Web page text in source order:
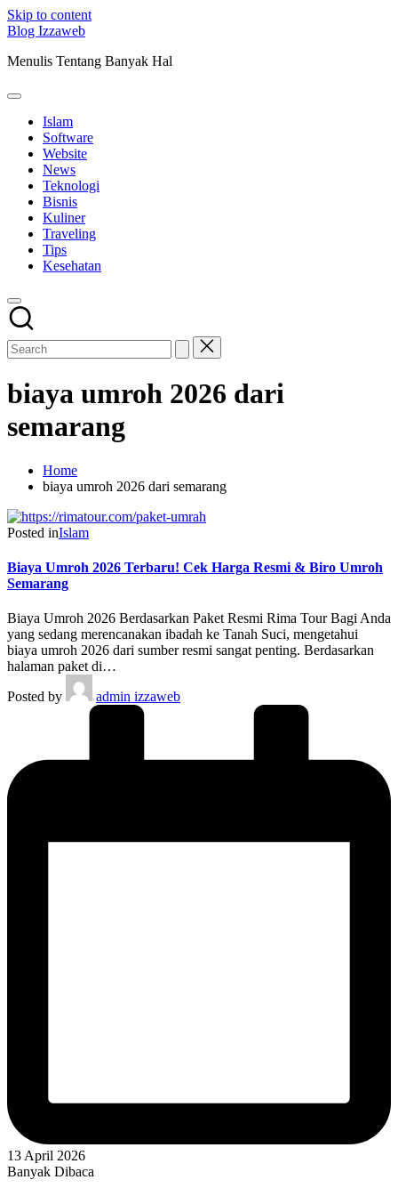
Skip to content
Blog Izzaweb
Menulis Tentang Banyak Hal
Islam
Software
Website
News
Teknologi
Bisnis
Kuliner
Traveling
Tips
Kesehatan
biaya umroh 2026 dari
semarang
Home
biaya umroh 2026 dari semarang
Posted inIslam
Biaya Umroh 2026 Terbaru! Cek Harga Resmi & Biro Umroh
Semarang
Biaya Umroh 2026 Berdasarkan Paket Resmi Rima Tour Bagi Anda
yang sedang merencanakan ibadah ke Tanah Suci, mengetahui
biaya umroh 2026 dari sumber resmi sangat penting. Berdasarkan
halaman paket di…
Posted by
admin izzaweb
13 April 2026
Banyak Dibaca